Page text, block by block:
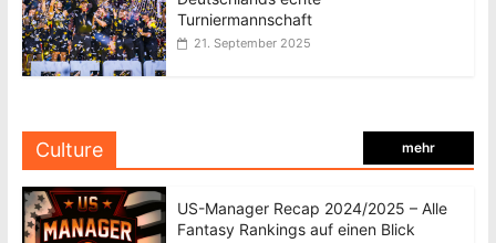
Turniermannschaft
21. September 2025
Culture mehr
US-Manager Recap 2024/2025 – Alle
Fantasy Rankings auf einen Blick